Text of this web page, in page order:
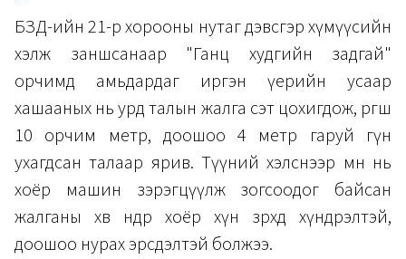
БЗД-ийн 21-р хорооны нутаг дэвсгэр хүмүүсийн
хэлж заншсанаар "Ганц худгийн задгай"
орчимд амьдардаг иргэн үерийн усаар
хашааных нь урд талын жалга сэт цохигдож, өргөөшөө
10 орчим метр, доошоо 4 метр гаруй гүн
ухагдсан талаар ярив. Түүний хэлснээр өмнө нь
хоёр машин зэрэгцүүлж зогсоодог байсан
жалганы хөвөө өнөөдөр хоёр хүн зөрөхөд хүндрэлтэй,
доошоо нурах эрсдэлтэй болжээ.